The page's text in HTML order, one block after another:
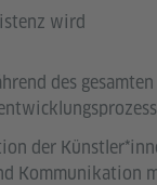
wird
des
der
Kommunikation